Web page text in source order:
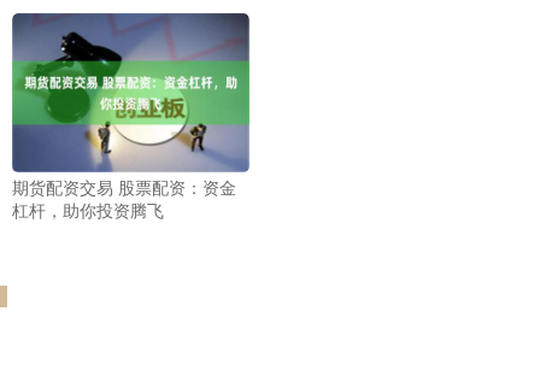
期货配资交易 股票配资：资金
杠杆，助你投资腾飞